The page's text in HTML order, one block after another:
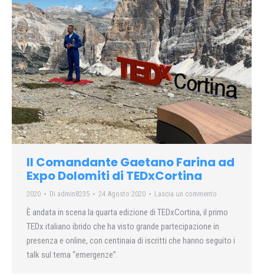
Il Comandante Gaetano Farina ad
Expo Dolomiti di TEDxCortina
2020 Di admin8235 24 Agosto 2020 Lascia un commento
È andata in scena la quarta edizione di TEDxCortina, il primo
TEDx italiano ibrido che ha visto grande partecipazione in
presenza e online, con centinaia di iscritti che hanno seguito i
talk sul tema “emergenze”.